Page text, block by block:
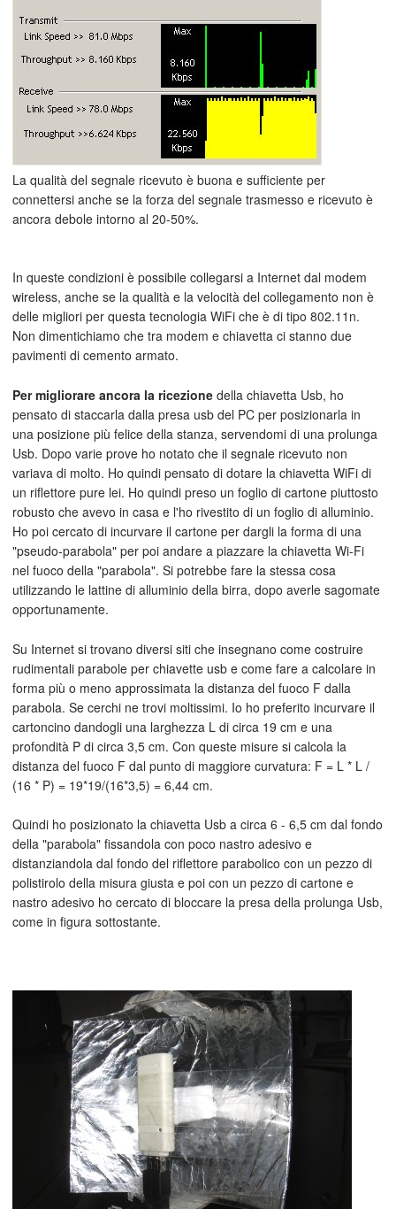
La qualità del segnale ricevuto è buona e sufficiente per
connettersi anche se la forza del segnale trasmesso e ricevuto è
ancora debole intorno al 20-50%.
In queste condizioni è possibile collegarsi a Internet dal modem
wireless, anche se la qualità e la velocità del collegamento non è
delle migliori per questa tecnologia WiFi che è di tipo 802.11n.
Non dimentichiamo che tra modem e chiavetta ci stanno due
pavimenti di cemento armato.
Per migliorare ancora la ricezione della chiavetta Usb, ho
pensato di staccarla dalla presa usb del PC per posizionarla in
una posizione più felice della stanza, servendomi di una prolunga
Usb. Dopo varie prove ho notato che il segnale ricevuto non
variava di molto. Ho quindi pensato di dotare la chiavetta WiFi di
un riflettore pure lei. Ho quindi preso un foglio di cartone piuttosto
robusto che avevo in casa e l'ho rivestito di un foglio di alluminio.
Ho poi cercato di incurvare il cartone per dargli la forma di una
"pseudo-parabola" per poi andare a piazzare la chiavetta Wi-Fi
nel fuoco della "parabola". Si potrebbe fare la stessa cosa
utilizzando le lattine di alluminio della birra, dopo averle sagomate
opportunamente.
Su Internet si trovano diversi siti che insegnano come costruire
rudimentali parabole per chiavette usb e come fare a calcolare in
forma più o meno approssimata la distanza del fuoco F dalla
parabola. Se cerchi ne trovi moltissimi. Io ho preferito incurvare il
cartoncino dandogli una larghezza L di circa 19 cm e una
profondità P di circa 3,5 cm. Con queste misure si calcola la
distanza del fuoco F dal punto di maggiore curvatura: F = L * L /
(16 * P) = 19*19/(16*3,5) = 6,44 cm.
Quindi ho posizionato la chiavetta Usb a circa 6 - 6,5 cm dal fondo
della "parabola" fissandola con poco nastro adesivo e
distanziandola dal fondo del riflettore parabolico con un pezzo di
polistirolo della misura giusta e poi con un pezzo di cartone e
nastro adesivo ho cercato di bloccare la presa della prolunga Usb,
come in figura sottostante.